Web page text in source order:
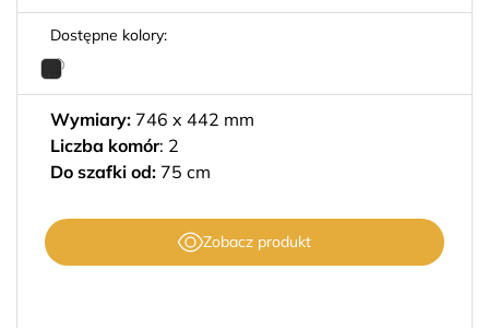
Filtruj
Dostępne kolory:
Wymiary: 746 x 442 mm
Liczba komór: 2
Do szafki od: 75 cm
Zobacz produkt